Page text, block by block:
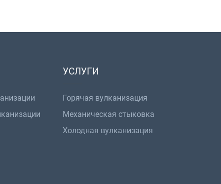
УСЛУГИ
Горячая вулканизация
Механическая стыковка
Холодная вулканизация